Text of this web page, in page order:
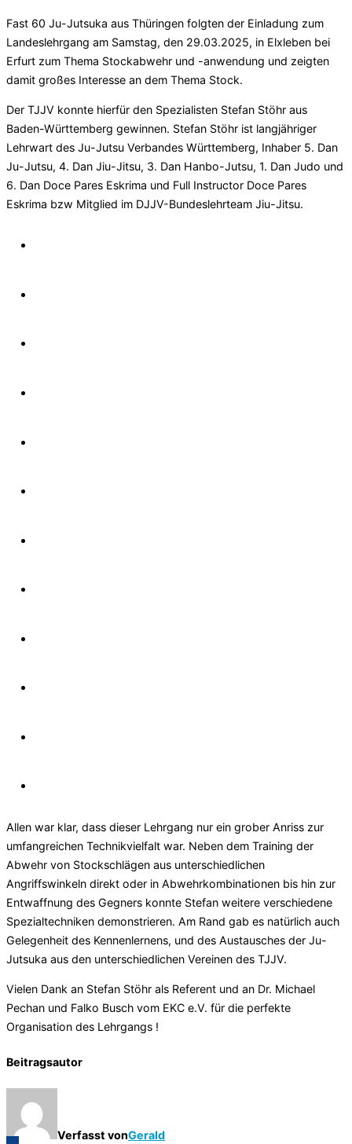
Fast 60 Ju-Jutsuka aus Thüringen folgten der Einladung zum
Landeslehrgang am Samstag, den 29.03.2025, in Elxleben bei
Erfurt zum Thema Stockabwehr und -anwendung und zeigten
damit großes Interesse an dem Thema Stock.
Der TJJV konnte hierfür den Spezialisten Stefan Stöhr aus
Baden-Württemberg gewinnen. Stefan Stöhr ist langjähriger
Lehrwart des Ju-Jutsu Verbandes Württemberg, Inhaber 5. Dan
Ju-Jutsu, 4. Dan Jiu-Jitsu, 3. Dan Hanbo-Jutsu, 1. Dan Judo und
6. Dan Doce Pares Eskrima und Full Instructor Doce Pares
Eskrima bzw Mitglied im DJJV-Bundeslehrteam Jiu-Jitsu.
Allen war klar, dass dieser Lehrgang nur ein grober Anriss zur
umfangreichen Technikvielfalt war. Neben dem Training der
Abwehr von Stockschlägen aus unterschiedlichen
Angriffswinkeln direkt oder in Abwehrkombinationen bis hin zur
Entwaffnung des Gegners konnte Stefan weitere verschiedene
Spezialtechniken demonstrieren. Am Rand gab es natürlich auch
Gelegenheit des Kennenlernens, und des Austausches der Ju-
Jutsuka aus den unterschiedlichen Vereinen des TJJV.
Vielen Dank an Stefan Stöhr als Referent und an Dr. Michael
Pechan und Falko Busch vom EKC e.V. für die perfekte
Organisation des Lehrgangs !
Beitragsautor
Verfasst vonGerald